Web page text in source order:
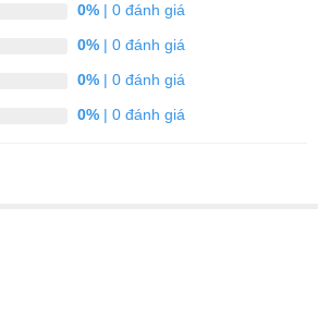
nhỏ cũng có thể làm xáo trộn quá trình
0%| 0 đánh giá
0%| 0 đánh giá
0%| 0 đánh giá
0%| 0 đánh giá